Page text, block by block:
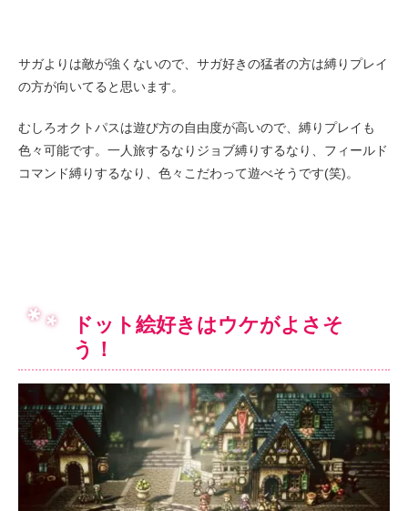
サガよりは敵が強くないので、サガ好きの猛者の方は縛りプレイ
の方が向いてると思います。
むしろオクトパスは遊び方の自由度が高いので、縛りプレイも
色々可能です。一人旅するなりジョブ縛りするなり、フィールド
コマンド縛りするなり、色々こだわって遊べそうです(笑)。
ドット絵好きはウケがよさそ
う！